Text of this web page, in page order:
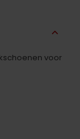
voor